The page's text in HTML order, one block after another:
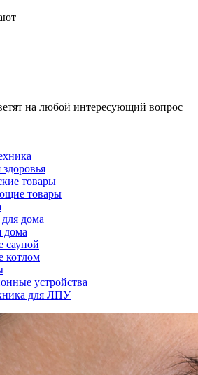
на любой интересующий вопрос
товары
товары
дома
дома
сауной
котлом
устройства
для ЛПУ